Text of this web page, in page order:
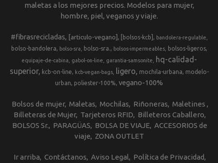
maletas a los mejores precios. Modelos para mujer,
hombre, piel, veganos y viaje.
#fibrasrecicladas [articulo-vegano] [bolsos-kcb] bandolera-regulable
bolso-bandolera bolso-sra bolso-sra. bolsos-impermeables bolsos-ligeros
equipaje-de-cabina gabol-on-line garantia-samsonite
hq-calidad-
superior
kcb-on-line kcb-vegan-bags ligero mochila-urbana
modelo-
urban
poliester-100% vegano-100%
Bolsos de mujer Maletas Mochilas Riñoneras Maletines
Billeteras de Mujer Tarjeteros RFID
Billeteros Caballero
BOLSOS Sr.
PARAGÜAS BOLSA DE VIAJE ACCESORIOS de
viaje
ZONA OUTLET
Ir arriba Contáctanos Aviso Legal
Política de Privacidad